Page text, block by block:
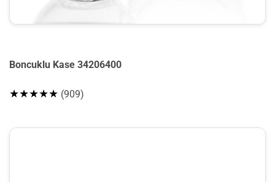
Boncuklu Kase 34206400
★★★★★ (909)